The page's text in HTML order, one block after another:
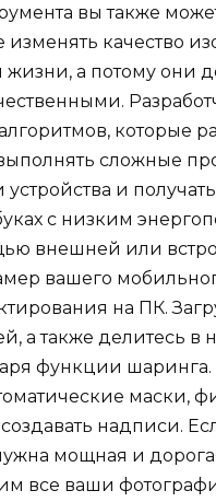
вы также
качество
а потому они
которые
сложные
и
с низким
внешней или
вашего
на ПК.
а также делитесь в
функции шаринга.
маски,
надписи.
мощная и
все ваши